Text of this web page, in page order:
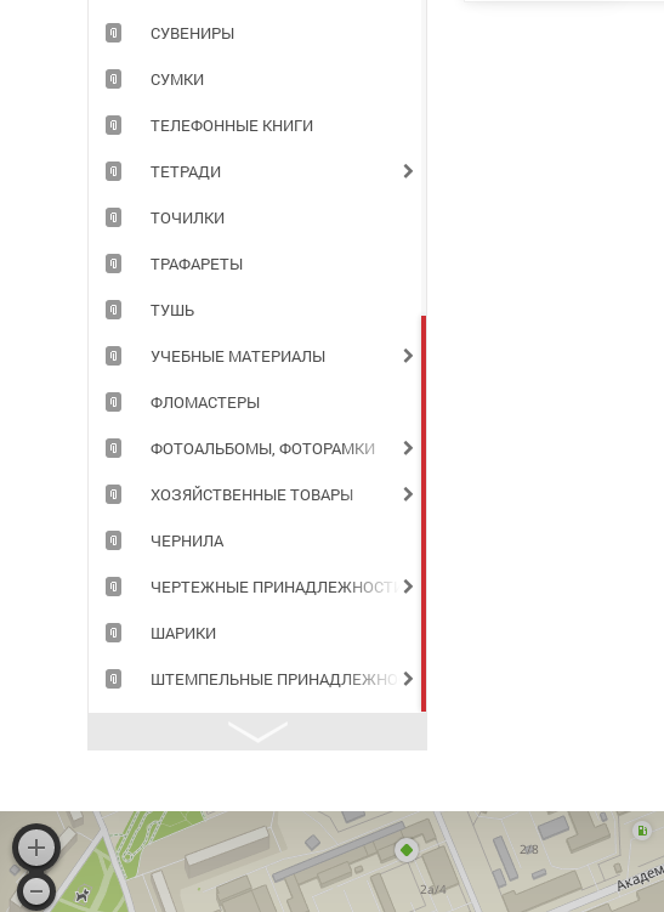
СУВЕНИРЫ
СУМКИ
ТЕЛЕФОННЫЕ КНИГИ
ТЕТРАДИ
ТОЧИЛКИ
ТРАФАРЕТЫ
ТУШЬ
УЧЕБНЫЕ МАТЕРИАЛЫ
ФЛОМАСТЕРЫ
ФОТОАЛЬБОМЫ, ФОТОРАМКИ
ХОЗЯЙСТВЕННЫЕ ТОВАРЫ
ЧЕРНИЛА
ЧЕРТЕЖНЫЕ ПРИНАДЛЕЖНОСТИ
ШАРИКИ
ШТЕМПЕЛЬНЫЕ ПРИНАДЛЕЖНОСТИ